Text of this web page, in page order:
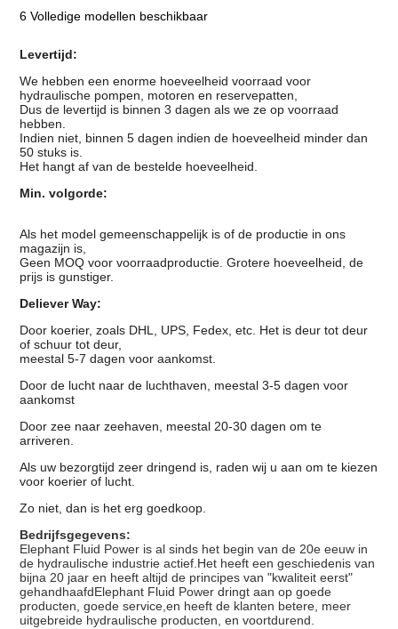
6 Volledige modellen beschikbaar
Levertijd:
We hebben een enorme hoeveelheid voorraad voor
hydraulische pompen, motoren en reservepatten,
Dus de levertijd is binnen 3 dagen als we ze op voorraad
hebben.
Indien niet, binnen 5 dagen indien de hoeveelheid minder dan
50 stuks is.
Het hangt af van de bestelde hoeveelheid.
Min. volgorde:
Als het model gemeenschappelijk is of de productie in ons
magazijn is,
Geen MOQ voor voorraadproductie. Grotere hoeveelheid, de
prijs is gunstiger.
Deliever Way:
Door koerier, zoals DHL, UPS, Fedex, etc. Het is deur tot deur
of schuur tot deur,
meestal 5-7 dagen voor aankomst.
Door de lucht naar de luchthaven, meestal 3-5 dagen voor
aankomst
Door zee naar zeehaven, meestal 20-30 dagen om te
arriveren.
Als uw bezorgtijd zeer dringend is, raden wij u aan om te kiezen
voor koerier of lucht.
Zo niet, dan is het erg goedkoop.
Bedrijfsgegevens:
Elephant Fluid Power is al sinds het begin van de 20e eeuw in
de hydraulische industrie actief.Het heeft een geschiedenis van
bijna 20 jaar en heeft altijd de principes van "kwaliteit eerst"
gehandhaafdElephant Fluid Power dringt aan op goede
producten, goede service,en heeft de klanten betere, meer
uitgebreide hydraulische producten, en voortdurend.